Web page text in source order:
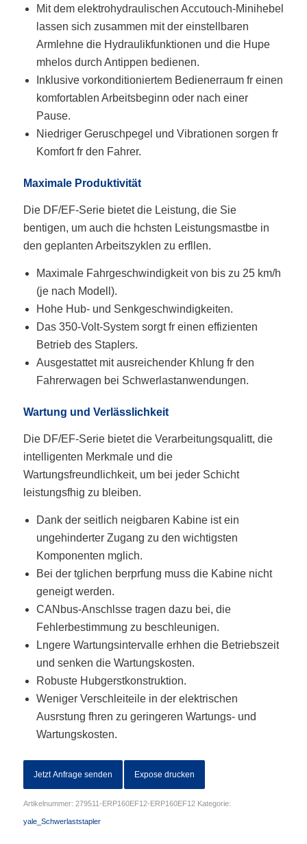
Mit dem elektrohydraulischen Accutouch-Minihebel
lassen sich zusammen mit der einstellbaren
Armlehne die Hydraulikfunktionen und die Hupe
mhelos durch Antippen bedienen.
Inklusive vorkonditioniertem Bedienerraum fr einen
komfortablen Arbeitsbeginn oder nach einer
Pause.
Niedriger Geruschpegel und Vibrationen sorgen fr
Komfort fr den Fahrer.
Maximale Produktivität
Die DF/EF-Serie bietet die Leistung, die Sie
bentigen, um auch die hchsten Leistungsmastbe in
den geplanten Arbeitszyklen zu erfllen.
Maximale Fahrgeschwindigkeit von bis zu 25 km/h
(je nach Modell).
Hohe Hub- und Senkgeschwindigkeiten.
Das 350-Volt-System sorgt fr einen effizienten
Betrieb des Staplers.
Ausgestattet mit ausreichender Khlung fr den
Fahrerwagen bei Schwerlastanwendungen.
Wartung und Verlässlichkeit
Die DF/EF-Serie bietet die Verarbeitungsqualitt, die
intelligenten Merkmale und die
Wartungsfreundlichkeit, um bei jeder Schicht
leistungsfhig zu bleiben.
Dank der seitlich neigbaren Kabine ist ein
ungehinderter Zugang zu den wichtigsten
Komponenten mglich.
Bei der tglichen berprfung muss die Kabine nicht
geneigt werden.
CANbus-Anschlsse tragen dazu bei, die
Fehlerbestimmung zu beschleunigen.
Lngere Wartungsintervalle erhhen die Betriebszeit
und senken die Wartungskosten.
Robuste Hubgerstkonstruktion.
Weniger Verschleiteile in der elektrischen
Ausrstung fhren zu geringeren Wartungs- und
Wartungskosten.
Jetzt Anfrage senden Expose drucken
Artikelnummer: 279511-ERP160EF12-ERP160EF12 Kategorie:
yale_Schwerlaststapler